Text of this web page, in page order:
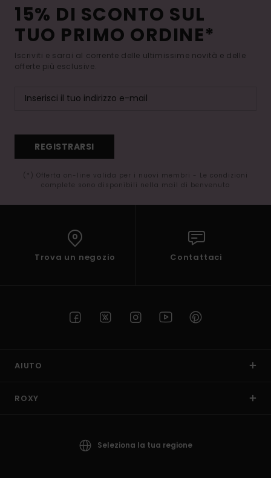
15% DI SCONTO SUL
TUO PRIMO ORDINE*
Iscriviti e sarai al corrente delle ultimissime novità e delle
offerte più esclusive.
REGISTRARSI
(*) Offerta on-line valida per i nuovi membri - Le condizioni
complete sono disponibili nella mail di benvenuto
Trova un negozio Contattaci
AIUTO
ROXY
Seleziona la tua regione